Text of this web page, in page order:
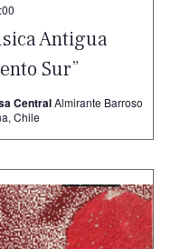
Antigua
Sur”
CentralAlmirante Barroso
Chile